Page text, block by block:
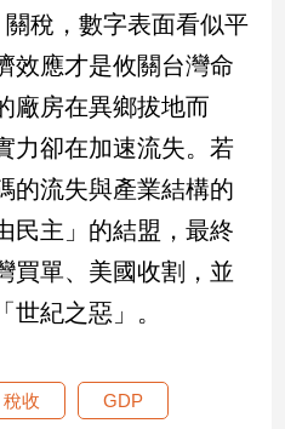
稅，數字表面看似平
效應才是攸關台灣命
廠房在異鄉拔地而
力卻在加速流失。若
的流失與產業結構的
民主」的結盟，最終
買單、美國收割，並
世紀之惡」。
稅收 GDP